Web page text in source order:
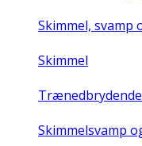
Skimmel, svamp
Skimmel
Skimmelsvamp